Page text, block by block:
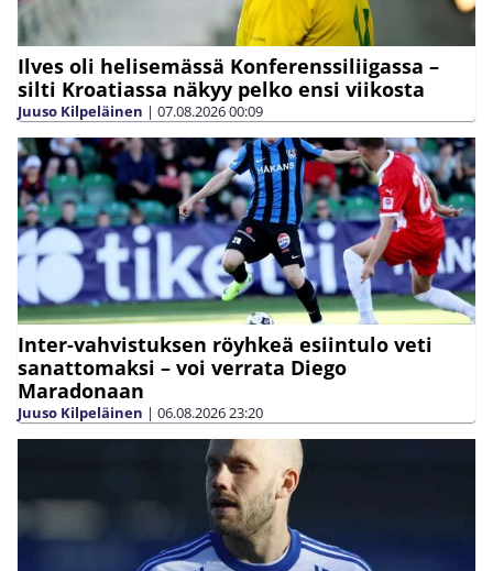
Ilves oli helisemässä Konferenssiliigassa –
silti Kroatiassa näkyy pelko ensi viikosta
Juuso Kilpeläinen | 07.08.202600:09
Inter-vahvistuksen röyhkeä esiintulo veti
sanattomaksi – voi verrata Diego
Maradonaan
Juuso Kilpeläinen | 06.08.202623:20